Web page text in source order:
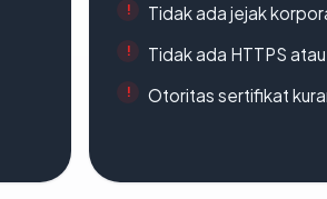
Tidak ada jejak
Tidak ada HTTPS
Otoritas sertifikat